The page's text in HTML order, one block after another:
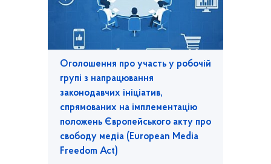
Оголошення про участь у робочій
групі з напрацювання
законодавчих ініціатив,
спрямованих на імплементацію
положень Європейського акту про
свободу медіа (European Media
Freedom Act)